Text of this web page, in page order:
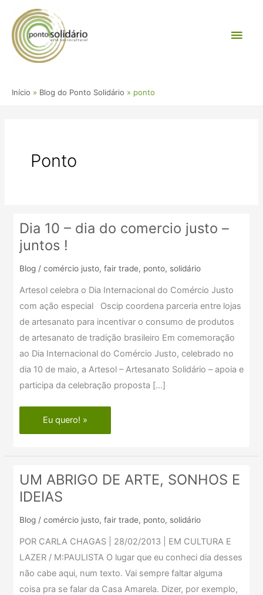
para
conteúdo
Início Blog do Ponto Solidário ponto
Ponto
Dia 10 – dia do comercio justo –
juntos !
Blog/ comércio justo, fair trade, ponto, solidário
Artesol celebra o Dia Internacional do Comércio Justo
com ação especial Oscip coordena parceria entre lojas
de artesanato para incentivar o consumo de produtos
de artesanato de tradição brasileiro Em comemoração
ao Dia Internacional do Comércio Justo, celebrado no
dia 10 de maio, a Artesol – Artesanato Solidário – apoia e
participa da celebração proposta […]
Dia
10
dia
do
comercio
justo
–
juntos
!
Eu quero! »
UM ABRIGO DE ARTE, SONHOS E
IDEIAS
Blog/ comércio justo, fair trade, ponto, solidário
POR CARLA CHAGAS | 28/02/2013 | EM CULTURA E
LAZER / M:PAULISTA O lugar que eu conheci dia desses
não cabe aqui, num texto. Vai sempre faltar alguma
coisa pra se falar da Casa Amarela. Dizer, por exemplo,
UM
ABRIGO
ARTE,
SONHOS
E
IDEIAS